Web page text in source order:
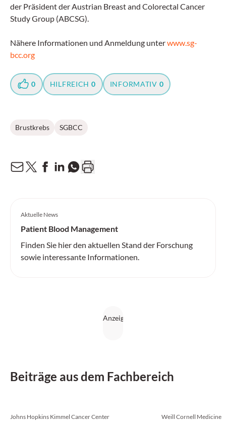
der Präsident der Austrian Breast and Colorectal Cancer
Study Group (ABCSG).
Nähere Informationen und Anmeldung unterwww.sg-
bcc.org
0 HILFREICH 0 INFORMATIV 0
Brustkrebs SGBCC
Aktuelle News
Patient Blood Management
Finden Sie hier den aktuellen Stand der Forschung
sowie interessante Informationen.
Beiträge aus dem Fachbereich
Johns Hopkins Kimmel Cancer Center Weill Cornell Medicine